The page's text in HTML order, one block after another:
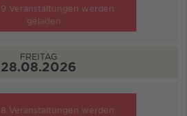
9 Veranstaltungen werden
geladen
FREITAG
28.08.2026
8 Veranstaltungen werden